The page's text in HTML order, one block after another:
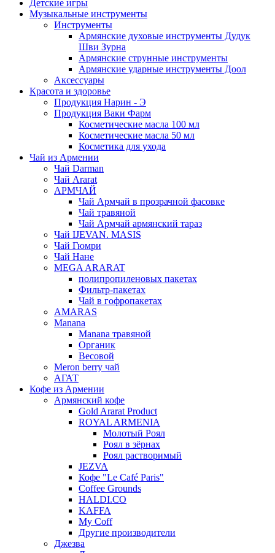
Детские игры
Музыкальные инструменты
Инструменты
Армянские духовые инструменты Дудук
Шви Зурна
Армянские струнные инструменты
Армянские ударные инструменты Доол
Аксессуары
Красота и здоровье
Продукция Нарин - Э
Продукция Ваки Фарм
Косметические масла 100 мл
Косметические масла 50 мл
Косметика для ухода
Чай из Армении
Чай Darman
Чай Ararat
АРМЧАЙ
Чай Армчай в прозрачной фасовке
Чай травяной
Чай Армчай армянский тараз
Чай IJEVAN. MASIS
Чай Гюмри
Чай Нане
MEGA ARARAT
полипропиленовых пакетах
Фильтр-пакетах
Чай в гофропакетах
AMARAS
Manana
Manana травяной
Органик
Весовой
Meron berry чай
АГАТ
Кофе из Армении
Армянский кофе
Gold Ararat Product
ROYAL ARMENIA
Молотый Роял
Роял в зёрнах
Роял растворимый
JEZVA
Кофе "Le Café Paris"
Coffee Grounds
HALDI.CO
KAFFA
My Coff
Другие производители
Джезва